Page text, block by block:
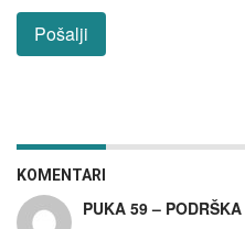
KOMENTARI
PUKA 59 – PODRŠKA